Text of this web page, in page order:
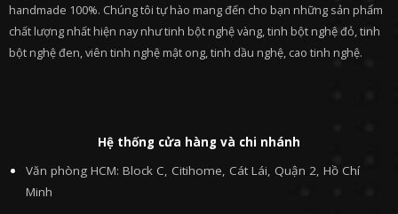
handmade 100%. Chúng tôi tự hào mang đến cho bạn những sản phẩm
chất lượng nhất hiện nay như tinh bột nghệ vàng, tinh bột nghệ đỏ, tinh
bột nghệ đen, viên tinh nghệ mật ong, tinh dầu nghệ, cao tinh nghệ.
Hệ thống cửa hàng và chi nhánh
Văn phòng HCM: Block C, Citihome, Cát Lái, Quận 2, Hồ Chí
Minh